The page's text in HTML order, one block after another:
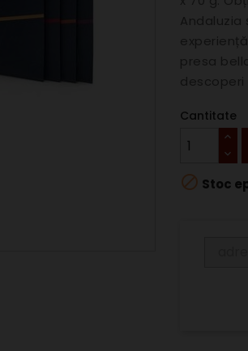
Cantitate
 Stoc